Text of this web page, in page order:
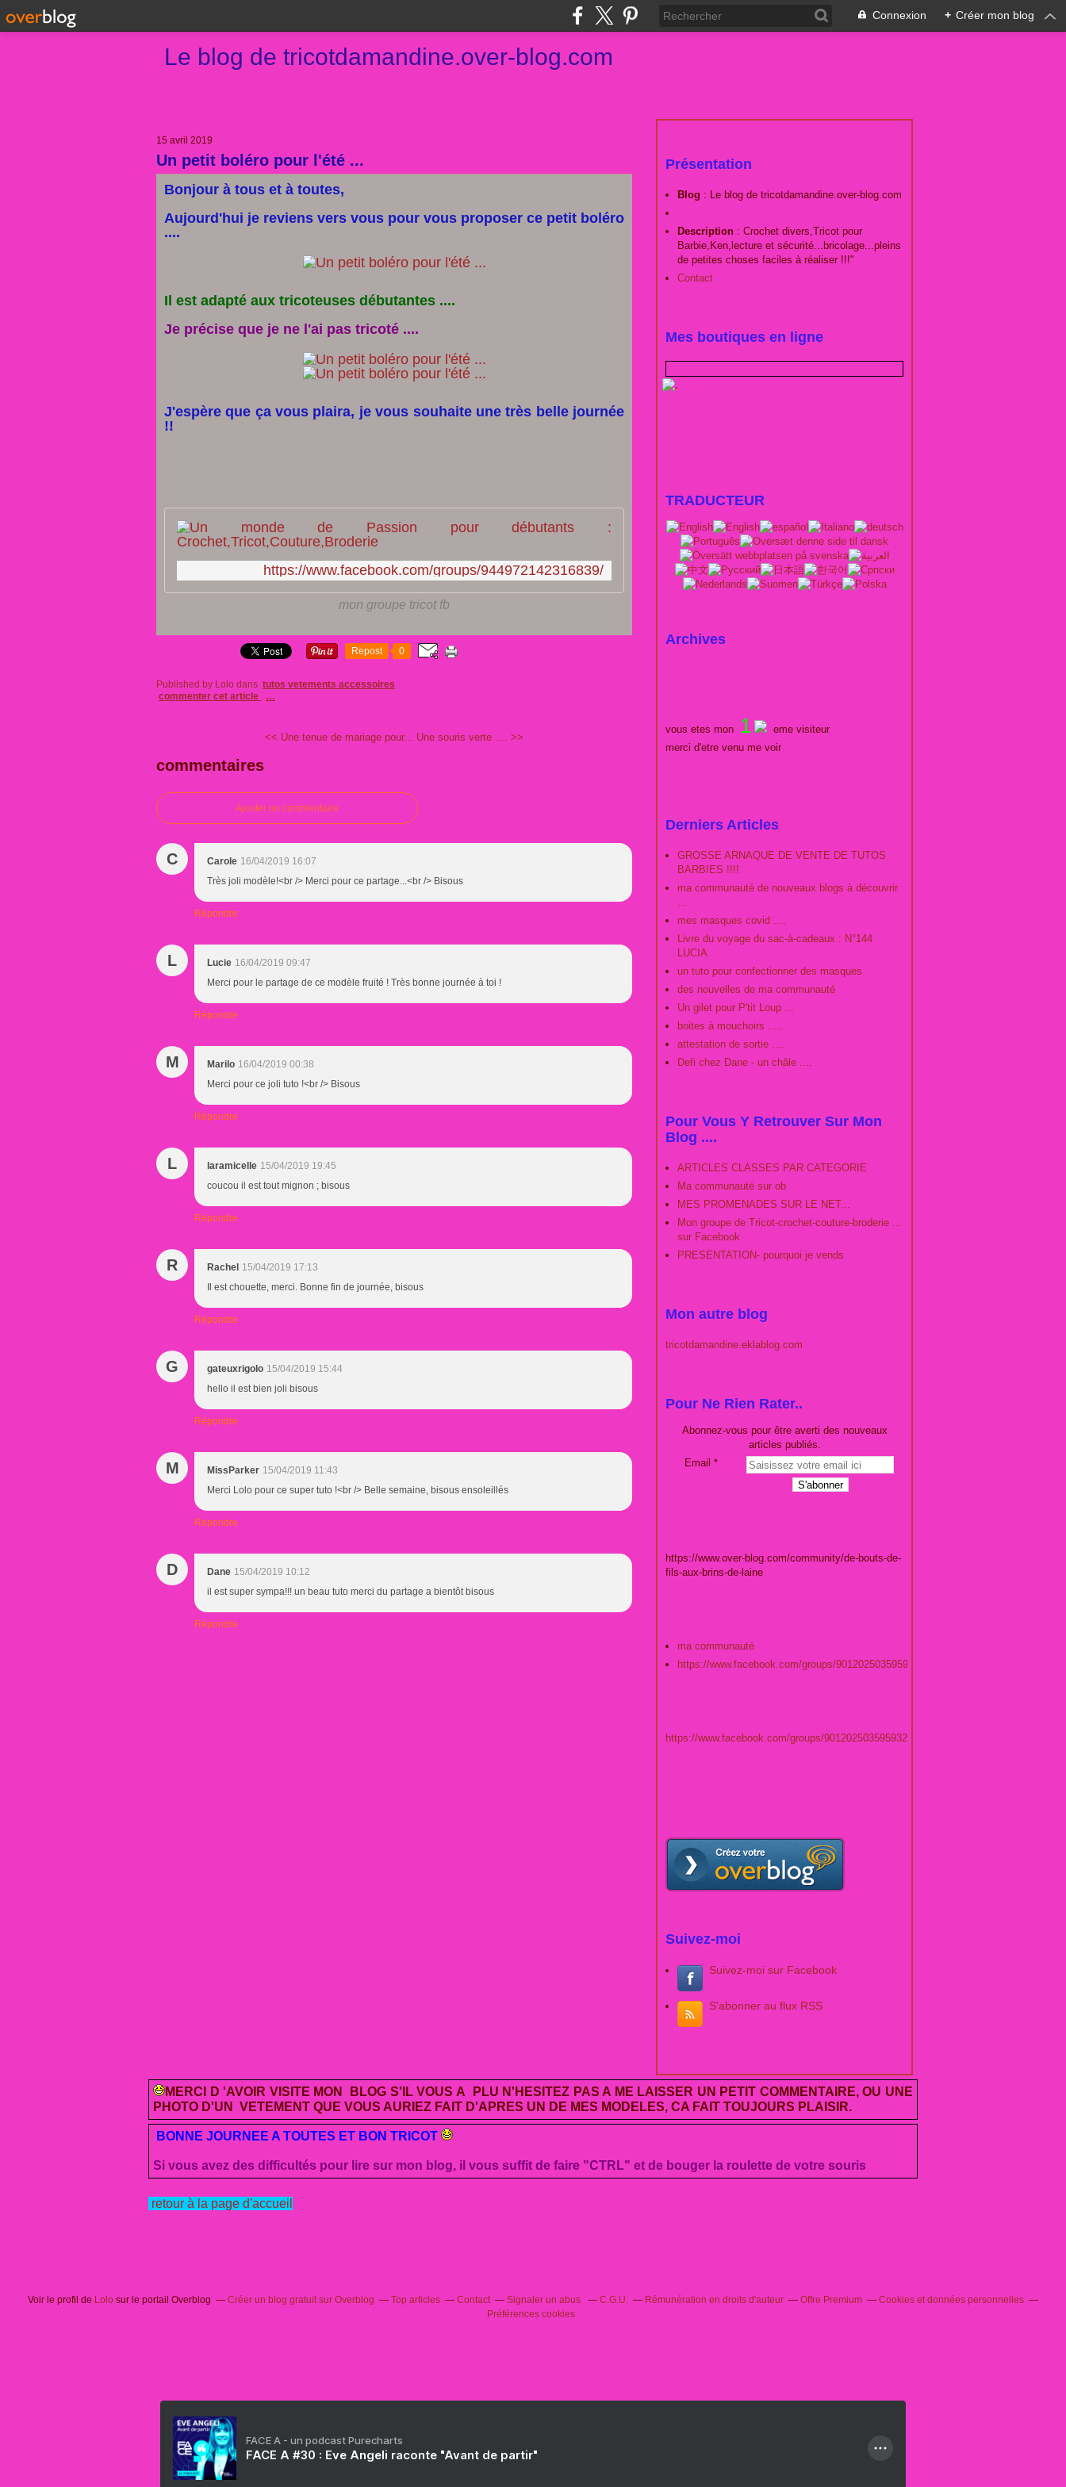
Connexion + Créer mon blog
Le blog de tricotdamandine.over-blog.com
15 avril 2019
Un petit boléro pour l'été ...
Bonjour à tous et à toutes,
Aujourd'hui je reviens vers vous pour vous proposer ce petit boléro
....
Il est adapté aux tricoteuses débutantes ....
Je précise que je ne l'ai pas tricoté ....
J'espère que ça vous plaira, je vous souhaite une très belle journée
!!
Un monde de Passion pour débutants :
https://www.facebook.com/groups/944972142316839/
mon groupe tricot fb
Repost 0
Published by Lolo dans tutos vetements accessoires
commenter cet article
…
<< Une tenue de mariage pour... Une souris verte .... >>
commentaires
Ajouter un commentaire
C Carole 16/04/2019 16:07
Très joli modèle!<br /> Merci pour ce partage...<br /> Bisous
Répondre
L Lucie 16/04/2019 09:47
Merci pour le partage de ce modèle fruité ! Très bonne journée à toi !
Répondre
M Marilo 16/04/2019 00:38
Merci pour ce joli tuto !<br /> Bisous
Répondre
L laramicelle 15/04/2019 19:45
coucou il est tout mignon ; bisous
Répondre
R Rachel 15/04/2019 17:13
Il est chouette, merci. Bonne fin de journée, bisous
Répondre
G gateuxrigolo 15/04/2019 15:44
hello il est bien joli bisous
Répondre
M MissParker 15/04/2019 11:43
Merci Lolo pour ce super tuto !<br /> Belle semaine, bisous ensoleillés
Répondre
D Dane 15/04/2019 10:12
il est super sympa!!! un beau tuto merci du partage a bientôt bisous
Répondre
Présentation
Blog : Le blog de tricotdamandine.over-blog.com
Description : Crochet divers,Tricot pour
Barbie,Ken,lecture et sécurité...bricolage...pleins
de petites choses faciles à réaliser !!!"
Contact
Mes boutiques en ligne
TRADUCTEUR
Archives
vous etes mon 1
eme visiteur
merci d'etre venu me voir
Derniers Articles
GROSSE ARNAQUE DE VENTE DE TUTOS
BARBIES !!!!
ma communauté de nouveaux blogs à découvrir
...
mes masques covid ....
Livre du voyage du sac-à-cadeaux : N°144
LUCIA
un tuto pour confectionner des masques
des nouvelles de ma communauté
Un gilet pour P'tit Loup ...
boites à mouchoirs .....
attestation de sortie ....
Defi chez Dane - un châle ....
Pour Vous Y Retrouver Sur Mon
Blog ....
ARTICLES CLASSES PAR CATEGORIE
Ma communauté sur ob
MES PROMENADES SUR LE NET...
Mon groupe de Tricot-crochet-couture-broderie ...
sur Facebook
PRESENTATION- pourquoi je vends
Mon autre blog
tricotdamandine.eklablog.com
Pour Ne Rien Rater..
Abonnez-vous pour être averti des nouveaux
articles publiés.
Email
https://www.over-blog.com/community/de-bouts-de-
fils-aux-brins-de-laine
ma communauté
https://www.facebook.com/groups/901202503595932/
https://www.facebook.com/groups/901202503595932/
Suivez-moi
Suivez-moi sur Facebook
S'abonner au flux RSS
MERCI D 'AVOIR VISITE MON BLOG S'IL VOUS A PLU N'HESITEZ PAS A ME LAISSER UN PETIT COMMENTAIRE, OU UNE
PHOTO D'UN VETEMENT QUE VOUS AURIEZ FAIT D'APRES UN DE MES MODELES, CA FAIT TOUJOURS PLAISIR.
BONNE JOURNEE A TOUTES ET BON TRICOT
Si vous avez des difficultés pour lire sur mon blog, il vous suffit de faire "CTRL" et de bouger la roulette de votre souris
retour à la page d'accueil
Voir le profil de Lolo sur le portail Overblog Créer un blog gratuit sur Overblog Top articles Contact Signaler un abus C.G.U. Rémunération en droits d'auteur Offre Premium
Cookies et données personnelles
Préférences cookies
FACE A - un podcast Purecharts
FACE A #30 : Eve Angeli raconte "Avant de partir"